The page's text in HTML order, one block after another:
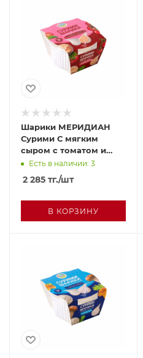
Шарики МЕРИДИАН
Сурими С мягким
сыром с томатом и
базиликом 100г
Есть в наличии: 3
2 285 тг./шт
В КОРЗИНУ